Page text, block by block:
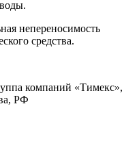
непереносимость
средства.
компаний «Тимекс»,
РФ